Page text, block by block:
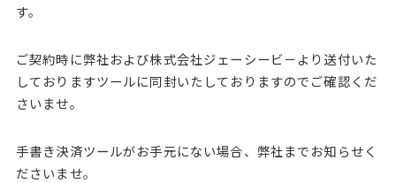
す。
ご契約時に弊社および株式会社ジェーシービ－より送付いた
しておりますツールに同封いたしておりますのでご確認くだ
さいませ。
手書き決済ツールがお手元にない場合、弊社までお知らせく
ださいませ。